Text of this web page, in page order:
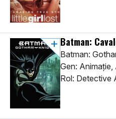
Batman:
Batman:
Gen: Animaţie,
Rol: Detective